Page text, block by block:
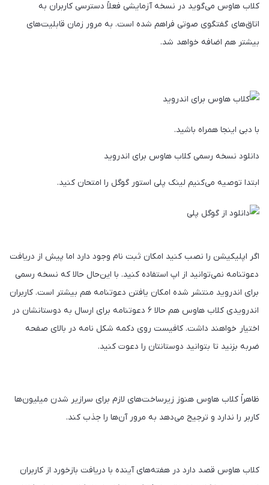
کلاب هاوس می‌گوید در نسخه آزمایشی فعلاً دسترسی کاربران به
اتاق‌های گفتگوی صوتی فراهم شده است. به مرور زمان قابلیت‌های
بیشتر هم اضافه خواهد شد.
با دبی اینجا همراه باشید.
دانلود نسخه رسمی کلاب هاوس برای اندروید
ابتدا توصیه می‌کنیم لینک پلی استور گوگل را امتحان کنید.
اگر اپلیکیشن را نصب کنید امکان ثبت نام وجود دارد اما پیش از دریافت
دعوتنامه نمی‌توانید از اپ استفاده کنید. با این‌حال حالا که نسخه رسمی
برای اندروید منتشر شده امکان یافتن دعوتنامه هم بیشتر است. کاربران
اندرویدی کلاب هاوس هم حالا ۶ دعوتنامه برای ارسال به دوستانشان در
اختیار خواهند داشت. کافیست روی دکمه شکل نامه در بالای صفحه
ضربه بزنید تا بتوانید دوستانتان را دعوت کنید.
ظاهراً کلاب هاوس هنوز زیرساخت‌های لازم برای سرازیر شدن میلیون‌ها
کاربر را ندارد و ترجیح می‌دهد به مرور آن‌ها را جذب کند.
کلاب هاوس قصد دارد در هفته‌های آینده با دریافت بازخورد از کاربران